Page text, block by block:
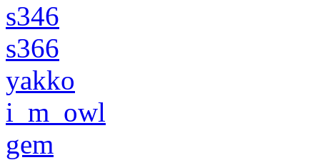
s346
s366
yakko
i_m_owl
gem